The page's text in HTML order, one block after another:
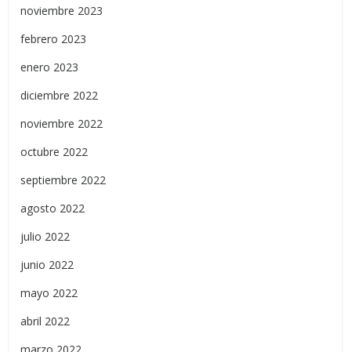
noviembre 2023
febrero 2023
enero 2023
diciembre 2022
noviembre 2022
octubre 2022
septiembre 2022
agosto 2022
julio 2022
junio 2022
mayo 2022
abril 2022